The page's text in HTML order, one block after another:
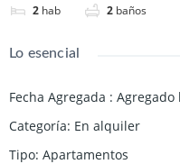
2 hab 2 baños
Lo esencial
Fecha Agregada : Agregado
Categoría: En alquiler
Tipo: Apartamentos